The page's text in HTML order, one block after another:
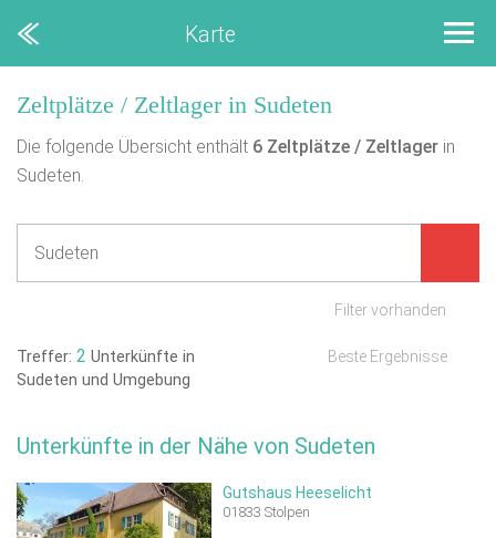
Karte
Zeltplätze / Zeltlager in Sudeten
Die folgende Übersicht enthält 6 Zeltplätze / Zeltlager in
Sudeten.
Filter vorhanden
Treffer: 2 Unterkünfte in
Sudeten und Umgebung
Beste Ergebnisse
Unterkünfte in der Nähe von Sudeten
Gutshaus Heeselicht
01833 Stolpen